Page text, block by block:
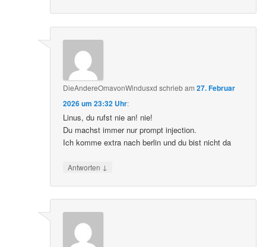
DieAndereOmavonWindusxd schriebam27. Februar
2026 um 23:32 Uhr:
Linus, du rufst nie an! nie!
Du machst immer nur prompt injection.
Ich komme extra nach berlin und du bist nicht da
Antworten ↓